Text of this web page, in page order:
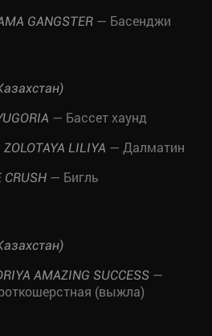
GANGSTER — Басенджи
— Бассет хаунд
LILIYA — Далматин
CRUSH — Бигль
AMAZING SUCCESS —
(выжла)